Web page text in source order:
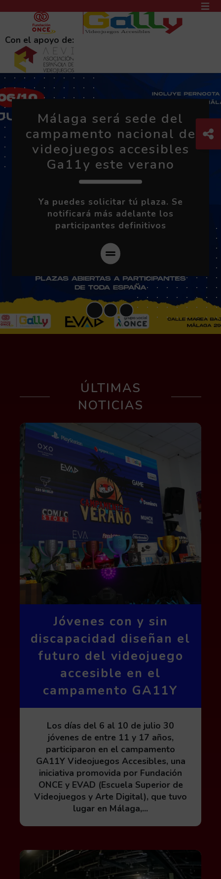
PASAR AL CONTENIDO PRINCIPAL
Con el apoyo de:
PORTADA
Carrusel de destacados
Málaga será sede del
campamento nacional de
videojuegos accesibles
Ga11y este verano
Ya puedes solicitar tú plaza. Se
notificará más adelante los
participantes definitivos
Libro Blanco de
accesibilidad para
desarrolladores de
videojuegos
YA DISPONIBLE para descarga
gratuita
Evalúa la accesibilidad
de tu videojuego
Solicítaselo al equipo Ga11y
ÚLTIMAS
NOTICIAS
Jóvenes con y sin
discapacidad diseñan el
futuro del videojuego
accesible en el
campamento GA11Y
Los días del 6 al 10 de julio 30
jóvenes de entre 11 y 17 años,
participaron en el campamento
GA11Y Videojuegos Accesibles, una
iniciativa promovida por Fundación
ONCE y EVAD (Escuela Superior de
Videojuegos y Arte Digital), que tuvo
lugar en Málaga,...
Leer más acerca de Jóvenes con y sin
Leer más acerca de GA11Y Videojuegos